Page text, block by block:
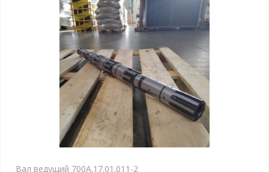
Вал ведущий 700А.17.01.011-2